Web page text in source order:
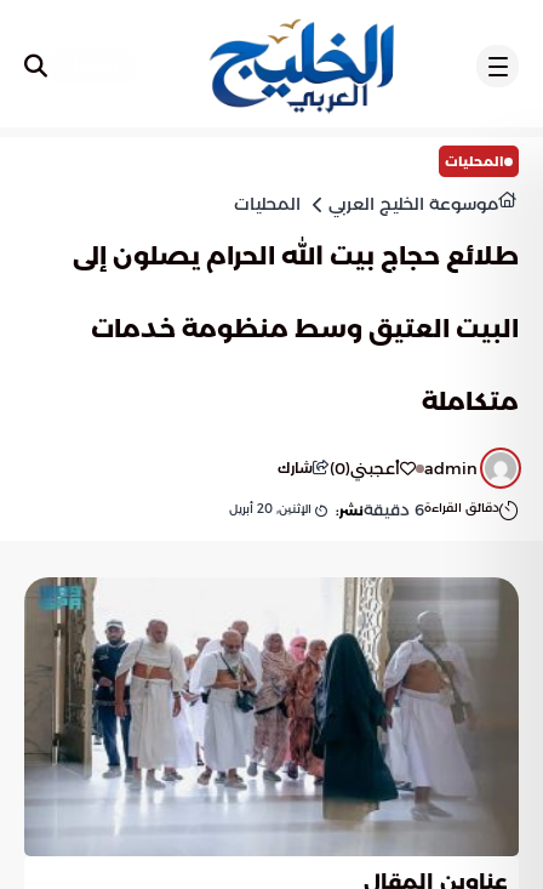
المحليات
موسوعة الخليج العربي المحليات
طلائع حجاج بيت الله الحرام يصلون إلى
البيت العتيق وسط منظومة خدمات
متكاملة
admin أعجبني(
0
) شارك
دقائق القراءة6 دقيقةنشر: الإثنين, 20 أبريل
عناوين المقال